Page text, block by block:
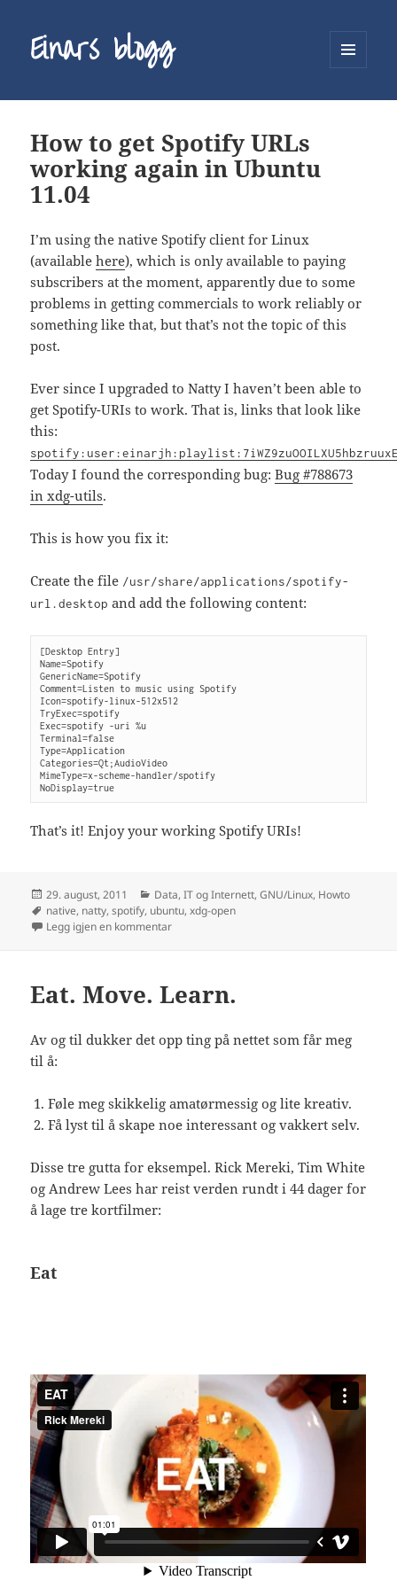
Einars blogg
WIDGETER
How to get Spotify URLs
working again in Ubuntu
11.04
I’m using the native Spotify client for Linux
(availablehere), which is only available to paying
subscribers at the moment, apparently due to some
problems in getting commercials to work reliably or
something like that, but that’s not the topic of this
post.
Ever since I upgraded to Natty I haven’t been able to
get Spotify-URIs to work. That is, links that look like
this:
Today I found the corresponding bug:Bug #788673
in xdg-utils.
This is how you fix it:
Create the file /usr/share/applications/spotify-
url.desktop and add the following content:
[Desktop Entry]
Name=Spotify
GenericName=Spotify
Comment=Listen to music using Spotify
Icon=spotify-linux-512x512
TryExec=spotify
Exec=spotify -uri %u
Terminal=false
Type=Application
Categories=Qt;AudioVideo
MimeType=x-scheme-handler/spotify
NoDisplay=true
That’s it! Enjoy your working Spotify URIs!
Publisert
29. august, 2011 Kategorier
Data, IT og Internett,GNU/Linux, Howto
Stikkord
native, natty,spotify, ubuntu,xdg-open
Legg igjen en kommentartil How to get Spotify URLs working again in
Eat. Move. Learn.
Av og til dukker det opp ting på nettet som får meg
til å:
Føle meg skikkelig amatørmessig og lite kreativ.
Få lyst til å skape noe interessant og vakkert selv.
Disse tre gutta for eksempel. Rick Mereki, Tim White
og Andrew Lees har reist verden rundt i 44 dager for
å lage tre kortfilmer:
Eat